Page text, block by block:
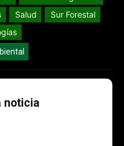
Salud
Sur Forestal
noticia